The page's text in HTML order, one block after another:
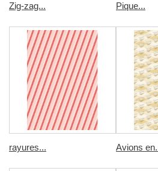
Zig-zag... Pique...
rayures... Avions